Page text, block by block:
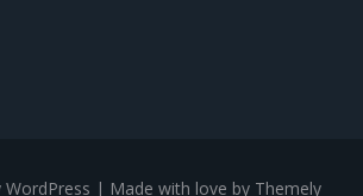
| Made with love by Themely